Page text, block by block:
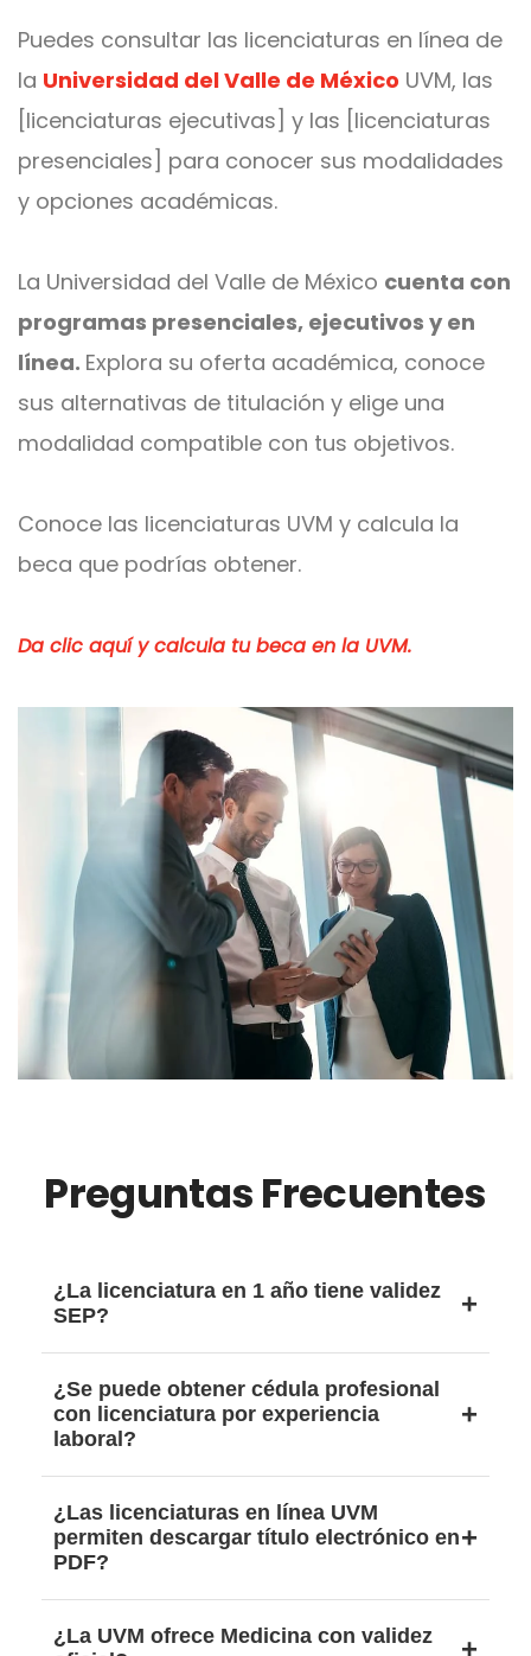
Puedes consultar las licenciaturas en línea de
la Universidad del Valle de México UVM, las
[licenciaturas ejecutivas] y las [licenciaturas
presenciales] para conocer sus modalidades
y opciones académicas.
La Universidad del Valle de México cuenta con
programas presenciales, ejecutivos y en
línea. Explora su oferta académica, conoce
sus alternativas de titulación y elige una
modalidad compatible con tus objetivos.
Conoce las licenciaturas UVM y calcula la
beca que podrías obtener.
Da clic aquí y calcula tu beca en la UVM.
Preguntas Frecuentes
¿La licenciatura en 1 año tiene validez
SEP?
ante la SEP y cuente con RVOE. Verifica
siempre el registro oficial.
¿Se puede obtener cédula profesional
con licenciatura por experiencia
laboral?
SEP y la institución tenga autorización oficial.
¿Las licenciaturas en línea UVM
permiten descargar título electrónico en
PDF?
lineamientos oficiales y permite tramitar la
¿La UVM ofrece Medicina con validez